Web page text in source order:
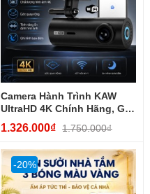
Camera Hành Trình KAW
UltraHD 4K Chính Hãng, Giá
Tốt Nhất, Góc Rộng Cực...
1.326.000₫ 1.750.000₫
-20%